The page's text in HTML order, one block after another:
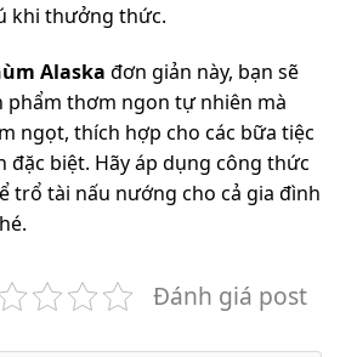
khi thưởng thức.
Alaska đơn giản này, bạn sẽ
phẩm thơm ngon tự nhiên mà
ngọt, thích hợp cho các bữa tiệc
đặc biệt. Hãy áp dụng công thức
trổ tài nấu nướng cho cả gia đình
Đánh giá post